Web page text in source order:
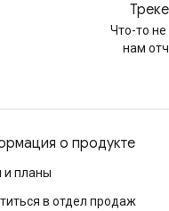
Что-то не
нам
о продукте
и планы
в отдел продаж